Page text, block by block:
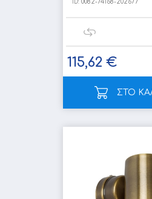
ID: 0082-74168-202677
115,62 €
ΣΤΟ